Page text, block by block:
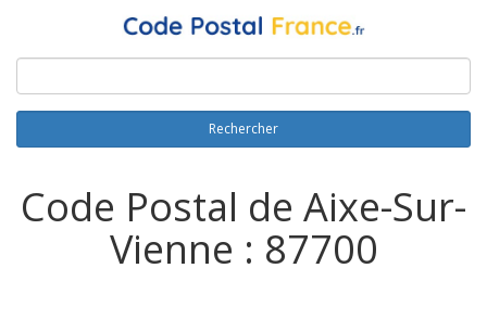
Rechercher
Code Postal de Aixe-Sur-
Vienne : 87700